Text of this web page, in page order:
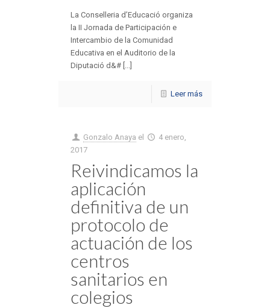
La Conselleria d’Educació organiza
la II Jornada de Participación e
Intercambio de la Comunidad
Educativa en el Auditorio de la
Diputació d&# [...]
Leer más
Gonzalo Anaya el
4 enero,
2017
Reivindicamos la
aplicación
definitiva de un
protocolo de
actuación de los
centros
sanitarios en
colegios